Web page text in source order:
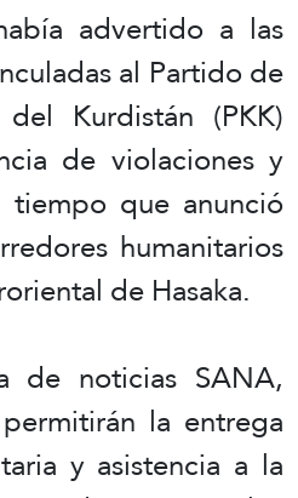
advertido a las
al Partido de
Kurdistán (PKK)
de violaciones y
tiempo que anunció
humanitarios
de Hasaka.
de noticias SANA,
la entrega
y asistencia a la